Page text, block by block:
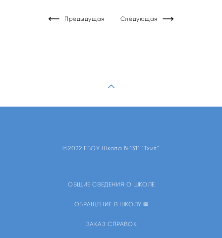
Предыдущая Следующая
©2022 ГБОУ Школа №1311 "Тхия"
ОБЩИЕ СВЕДЕНИЯ О ШКОЛЕ
ОБРАЩЕНИЕ В ШКОЛУ ✉
ЗАКАЗ СПРАВОК